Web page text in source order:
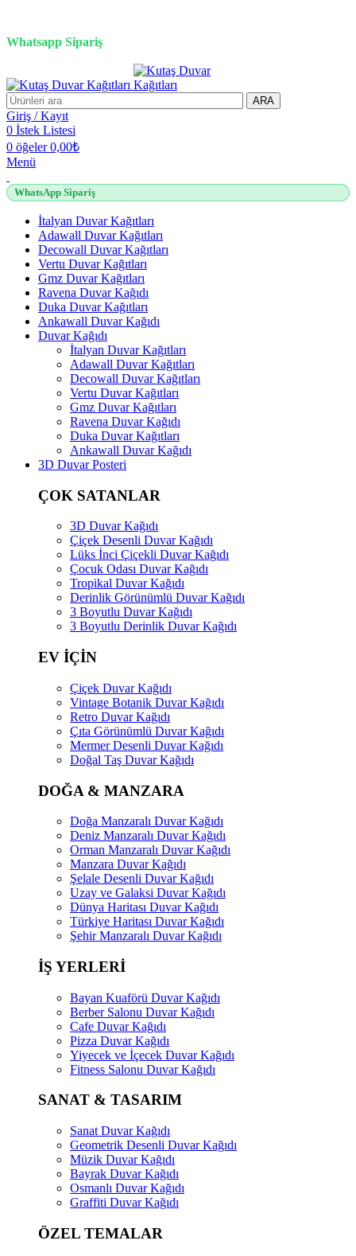
Whatsapp Sipariş
ARA
Giriş / Kayıt
0 İstek Listesi
0 öğeler 0,00₺
Menü
WhatsApp Sipariş
İtalyan Duvar Kağıtları
Adawall Duvar Kağıtları
Decowall Duvar Kağıtları
Vertu Duvar Kağıtları
Gmz Duvar Kağıtları
Ravena Duvar Kağıdı
Duka Duvar Kağıtları
Ankawall Duvar Kağıdı
Duvar Kağıdı
İtalyan Duvar Kağıtları
Adawall Duvar Kağıtları
Decowall Duvar Kağıtları
Vertu Duvar Kağıtları
Gmz Duvar Kağıtları
Ravena Duvar Kağıdı
Duka Duvar Kağıtları
Ankawall Duvar Kağıdı
3D Duvar Posteri
ÇOK SATANLAR
3D Duvar Kağıdı
Çiçek Desenli Duvar Kağıdı
Lüks İnci Çiçekli Duvar Kağıdı
Çocuk Odası Duvar Kağıdı
Tropikal Duvar Kağıdı
Derinlik Görünümlü Duvar Kağıdı
3 Boyutlu Duvar Kağıdı
3 Boyutlu Derinlik Duvar Kağıdı
EV İÇİN
Çiçek Duvar Kağıdı
Vintage Botanik Duvar Kağıdı
Retro Duvar Kağıdı
Çıta Görünümlü Duvar Kağıdı
Mermer Desenli Duvar Kağıdı
Doğal Taş Duvar Kağıdı
DOĞA & MANZARA
Doğa Manzaralı Duvar Kağıdı
Deniz Manzaralı Duvar Kağıdı
Orman Manzaralı Duvar Kağıdı
Manzara Duvar Kağıdı
Şelale Desenli Duvar Kağıdı
Uzay ve Galaksi Duvar Kağıdı
Dünya Haritası Duvar Kağıdı
Türkiye Haritası Duvar Kağıdı
Şehir Manzaralı Duvar Kağıdı
İŞ YERLERİ
Bayan Kuaförü Duvar Kağıdı
Berber Salonu Duvar Kağıdı
Cafe Duvar Kağıdı
Pizza Duvar Kağıdı
Yiyecek ve İçecek Duvar Kağıdı
Fitness Salonu Duvar Kağıdı
SANAT & TASARIM
Sanat Duvar Kağıdı
Geometrik Desenli Duvar Kağıdı
Müzik Duvar Kağıdı
Bayrak Duvar Kağıdı
Osmanlı Duvar Kağıdı
Graffiti Duvar Kağıdı
ÖZEL TEMALAR